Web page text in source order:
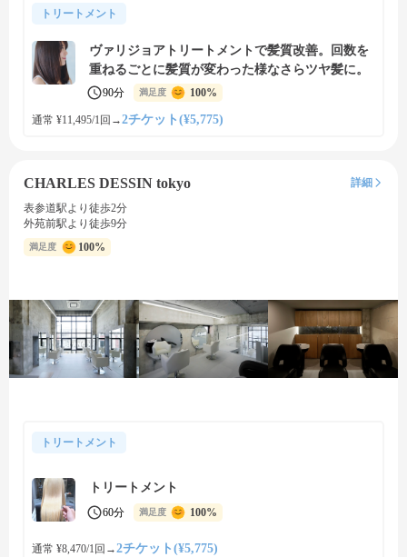
トリートメント
ヴァリジョアトリートメントで髪質改善。回数を
重ねるごとに髪質が変わった様なさらツヤ髪に。
90分 満足度 100%
通常 ¥11,495/1回 →2チケット(¥5,775)
CHARLES DESSIN tokyo
詳細
表参道駅より徒歩2分
外苑前駅より徒歩9分
満足度 100%
トリートメント
トリートメント
60分 満足度 100%
通常 ¥8,470/1回 →2チケット(¥5,775)